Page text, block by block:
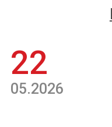
22
05.2026